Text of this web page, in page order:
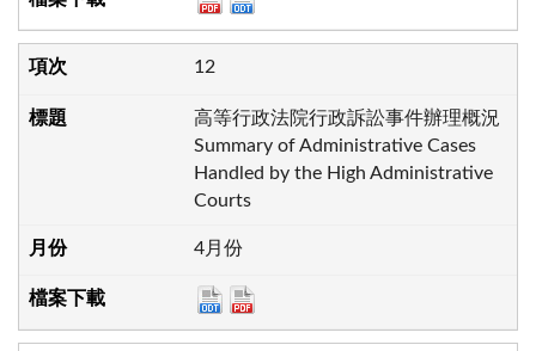
12
高等行政法院行政訴訟事件辦理概況
Summary of Administrative Cases
Handled by the High Administrative
Courts
4月份